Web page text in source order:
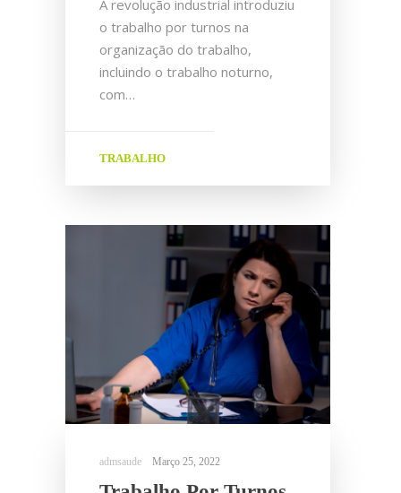
A revolução industrial introduziu
o trabalho por turnos na
organização do trabalho,
incluindo o trabalho noturno,
com…
TRABALHO
Março 25, 2022